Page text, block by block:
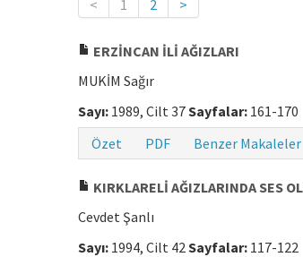
< 1 2 >
ERZİNCAN İLİ AĞIZLARI
MUKİM Sağır
Sayı: 1989, Cilt 37Sayfalar: 161-170
Özet
PDF Benzer Makaleler
KIRKLARELİ AĞIZLARINDA SES
Cevdet Şanlı
Sayı: 1994, Cilt 42Sayfalar: 117-122